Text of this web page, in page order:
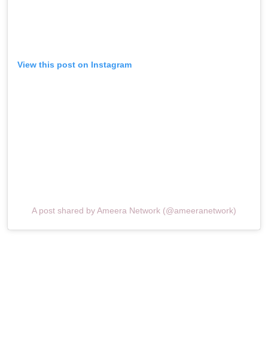
View this post on Instagram
A post shared by Ameera Network (@ameeranetwork)